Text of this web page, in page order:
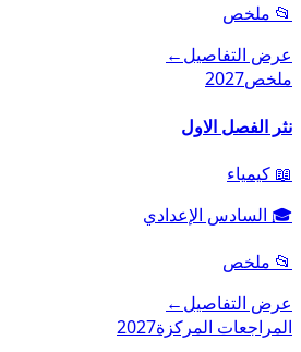
📂 ملخص
عرض التفاصيل←
ملخص2027
نثر الفصل الاول
📖 كيمياء
🎓 السادس الإعدادي
📂 ملخص
عرض التفاصيل←
المراجعات المركزة2027